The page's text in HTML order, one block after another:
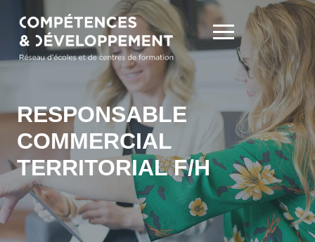
RESPONSABLE
COMMERCIAL
TERRITORIAL F/H